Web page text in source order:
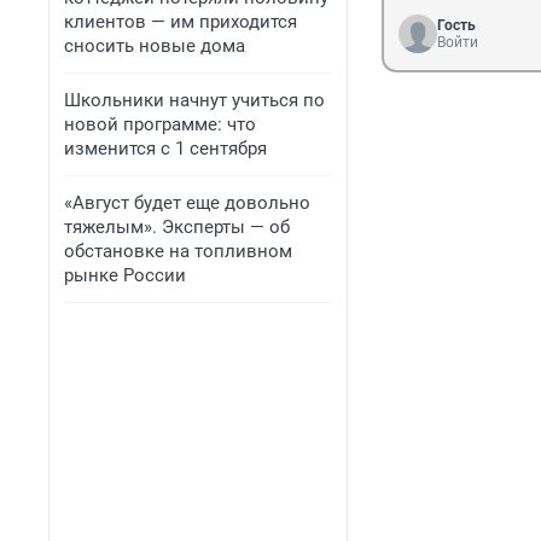
клиентов — им приходится
сносить новые дома
Школьники начнут учиться по
новой программе: что
изменится с 1 сентября
«Август будет еще довольно
тяжелым». Эксперты — об
обстановке на топливном
рынке России
Гость
Войти